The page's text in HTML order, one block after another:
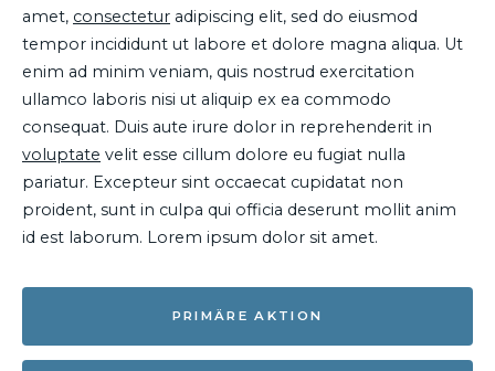
amet, consectetur adipiscing elit, sed do eiusmod
tempor incididunt ut labore et dolore magna aliqua. Ut
enim ad minim veniam, quis nostrud exercitation
ullamco laboris nisi ut aliquip ex ea commodo
consequat. Duis aute irure dolor in reprehenderit in
voluptate velit esse cillum dolore eu fugiat nulla
pariatur. Excepteur sint occaecat cupidatat non
proident, sunt in culpa qui officia deserunt mollit anim
id est laborum. Lorem ipsum dolor sit amet.
PRIMÄRE AKTION